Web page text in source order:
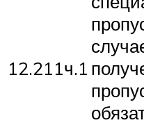
12.211ч.1